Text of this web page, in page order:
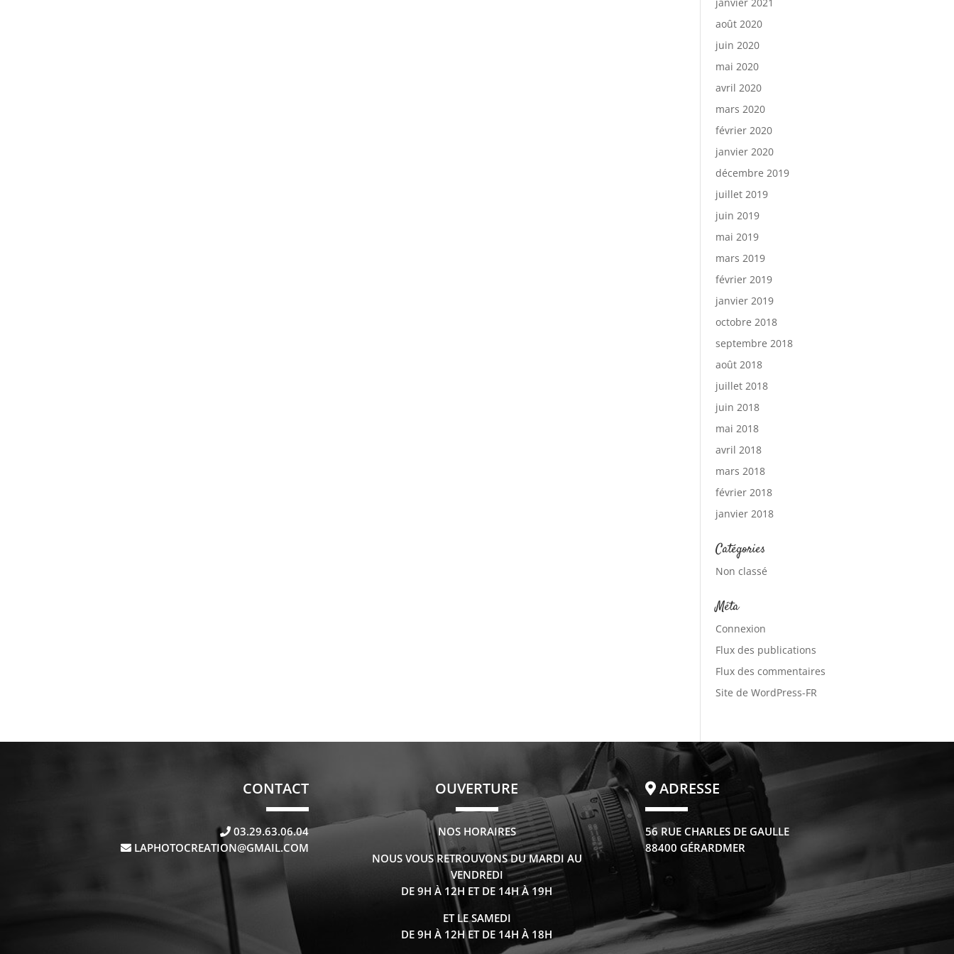
août 2020
juin 2020
mai 2020
avril 2020
mars 2020
février 2020
janvier 2020
décembre 2019
juillet 2019
juin 2019
mai 2019
mars 2019
février 2019
janvier 2019
octobre 2018
septembre 2018
août 2018
juillet 2018
juin 2018
mai 2018
avril 2018
mars 2018
février 2018
janvier 2018
Catégories
Non classé
Méta
Connexion
Flux des publications
Flux des commentaires
Site de WordPress-FR
CONTACT
03.29.63.06.04
LAPHOTOCREATION@GMAIL.COM
OUVERTURE
NOS HORAIRES
NOUS VOUS RETROUVONS DU MARDI AU
VENDREDI
DE 9H À 12H ET DE 14H À 19H
ET LE SAMEDI
DE 9H À 12H ET DE 14H À 18H
ADRESSE
56 RUE CHARLES DE GAULLE
88400 GÉRARDMER